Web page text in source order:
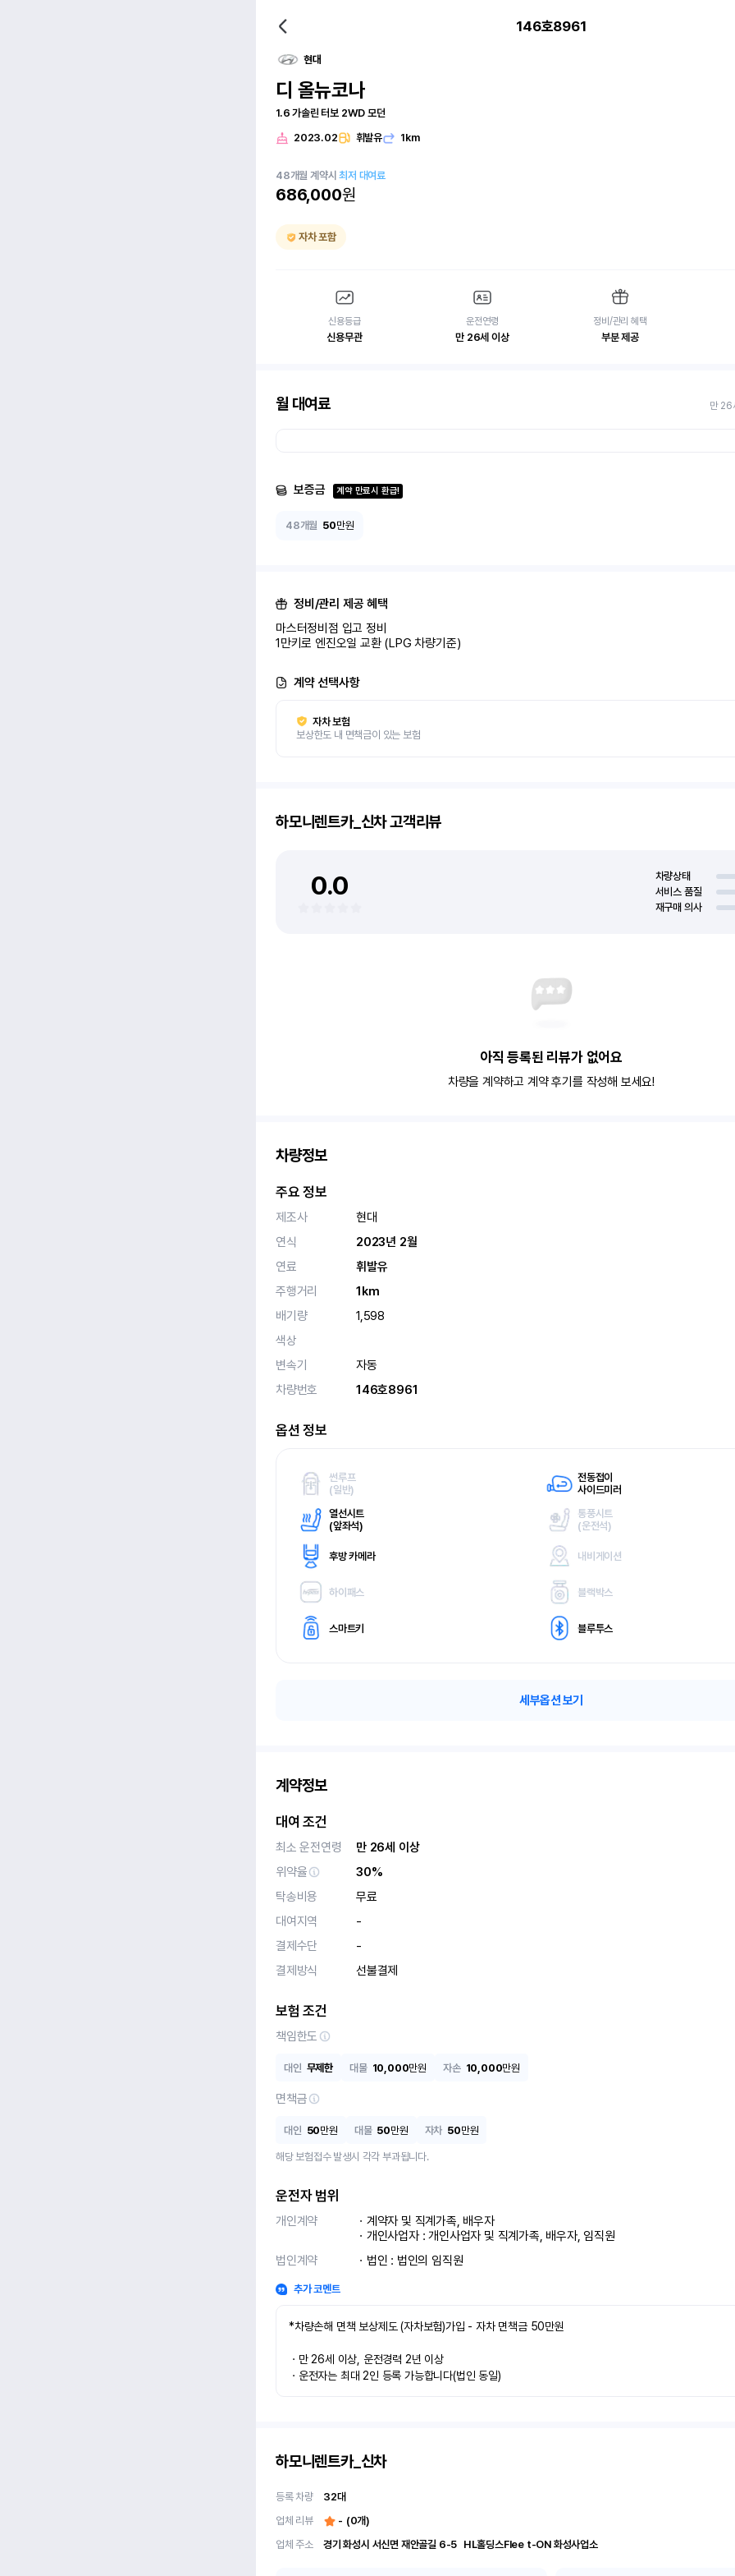
146호8961
현대
디 올뉴코나
1.6 가솔린 터보 2WD 모던
2023.02 휘발유 1km
48개월 계약시최저 대여료
686,000원
자차 포함
신용등급
신용무관
운전연령
만 26세 이상
정비/관리 혜택
부분 제공
월 대여료 만 26
보증금 계약 만료시 환급!
48개월 50만원
정비/관리 제공 혜택
마스터정비점 입고 정비
1만키로 엔진오일 교환 (LPG 차량기준)
계약 선택사항
자차 보험
보상한도 내 면책금이 있는 보험
하모니렌트카_신차고객리뷰
0.0 차량상태
서비스 품질
재구매 의사
아직 등록된 리뷰가 없어요
차량을 계약하고 계약 후기를 작성해 보세요!
차량정보
주요 정보
제조사
현대
연식
2023년 2월
연료
휘발유
주행거리
1km
배기량
1,598
색상
변속기
자동
차량번호
146호8961
옵션 정보
썬루프
(일반)
전동접이
사이드미러
열선시트
(앞좌석)
통풍시트
(운전석)
후방 카메라 내비게이션
하이패스 블랙박스
스마트키 블루투스
세부옵션 보기
계약정보
대여 조건
최소 운전연령
만 26세 이상
위약율
30%
탁송비용
무료
대여지역
-
결제수단
-
결제방식
선불결제
보험 조건
책임한도
대인 무제한 대물 10,000만원 자손 10,000만원
면책금
대인 50만원 대물 50만원 자차 50만원
해당 보험접수 발생시 각각 부과됩니다.
운전자 범위
개인계약
ㆍ계약자 및 직계가족, 배우자
ㆍ개인사업자 : 개인사업자 및 직계가족, 배우자, 임직원
법인계약
ㆍ법인 : 법인의 임직원
추가 코멘트
*차량손해 면책 보상제도 (자차보험)가입 - 자차 면책금 50만원
ㆍ만 26세 이상, 운전경력 2년 이상
ㆍ운전자는 최대 2인 등록 가능합니다(법인 동일)
하모니렌트카_신차
등록 차량 32대
업체 리뷰
- (0개)
업체 주소
경기 화성시 서신면 재안골길 6-5	 HL홀딩스Flee t-ON 화성사업소